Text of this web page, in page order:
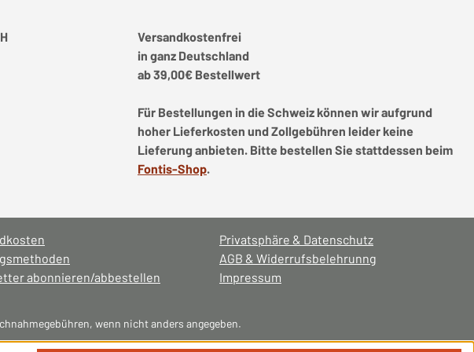
Versandkostenfrei
in ganz Deutschland
ab 39,00€ Bestellwert
Für Bestellungen in die Schweiz können wir aufgrund
hoher Lieferkosten und Zollgebühren leider keine
Lieferung anbieten. Bitte bestellen Sie stattdessen beim
Fontis-Shop.
abonnieren/abbestellen
Privatsphäre & Datenschutz
AGB & Widerrufsbelehrunng
Impressum
wenn nicht anders angegeben.